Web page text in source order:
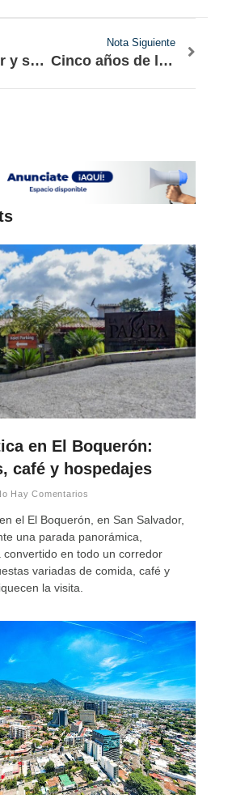
El Salvador y su baño de oro en Lima
Nota Siguiente
Cinco años de la histórica participación de un salvadoreño en la Champions
en El Boquerón:
café y hospedajes
Hay Comentarios
el El Boquerón, en San Salvador,
una parada panorámica,
convertido en todo un corredor
variadas de comida, café y
la visita.